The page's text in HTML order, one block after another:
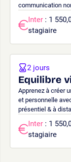
communication
Inter : 1
stagiaire
Equilibre
Apprenez à créer
et personnelle
présentiel & à
2 jours
Inter : 1
stagiaire